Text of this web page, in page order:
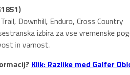
Trail, Downhill, Enduro, Cross Country
izbira za vse vremenske
in varnost.
Klik: Razlike med Galfer